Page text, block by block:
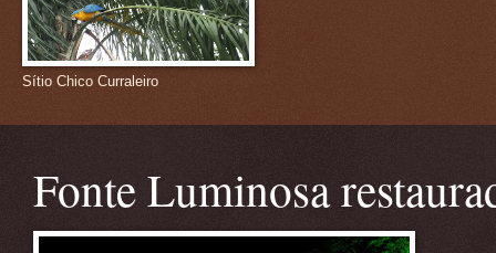
Sítio Chico Curraleiro
Fonte Luminosa